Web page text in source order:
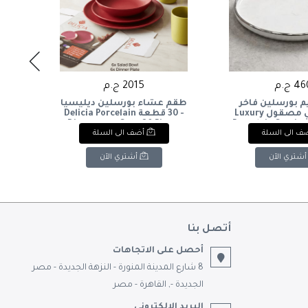
ج.م
بورسلين فاخر
بإطار فضي مصقول Luxury
Porcelain
Polished
الى السلة
أشتري الآن
2015 ج.م
طقم عشاء بورسلين ديليسيا
- 30 قطعة Delicia Porcelain
Dinnerware Set - 30 Pieces
أضف الى السلة
أشتري الآن
أتصل بنا
أحصل على الاتجاهات
8 شارع المدينة المنورة - النزهة الجديدة - مصر
الجديدة -, القاهرة - مصر